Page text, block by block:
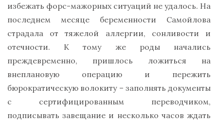
избежать форс-мажорных ситуаций не удалось. На
последнем месяце беременности Самойлова
страдала от тяжелой аллергии, сонливости и
отечности. К тому же роды начались
преждевременно, пришлось ложиться на
внеплановую операцию и пережить
бюрократическую волокиту – заполнять документы
с сертифицированным переводчиком,
подписывать завещание и несколько часов ждать